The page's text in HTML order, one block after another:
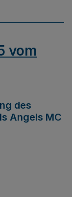
vom
des
Angels MC